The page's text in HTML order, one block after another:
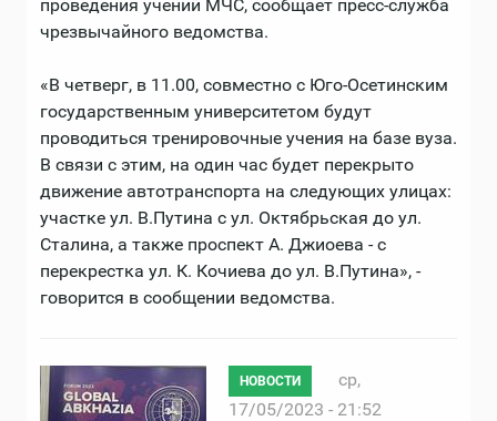
проведения учений МЧС, сообщает пресс-служба
чрезвычайного ведомства.
«В четверг, в 11.00, совместно с Юго-Осетинским
государственным университетом будут
проводиться тренировочные учения на базе вуза.
В связи с этим, на один час будет перекрыто
движение автотранспорта на следующих улицах:
участке ул. В.Путина с ул. Октябрьская до ул.
Сталина, а также проспект А. Джиоева - с
перекрестка ул. К. Кочиева до ул. В.Путина», -
говорится в сообщении ведомства.
НОВОСТИ
ср,
17/05/2023 - 21:52